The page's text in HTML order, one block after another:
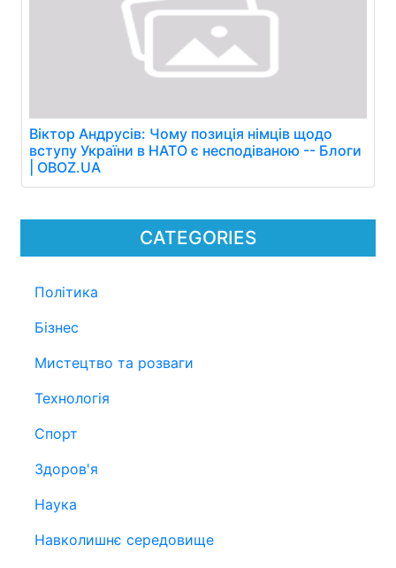
CATEGORIES
Політика
Бізнес
Мистецтво та розваги
Технологія
Спорт
Здоров'я
Наука
Навколишнє середовище
Віктор Андрусів: Чому позиція німців щодо
вступу України в НАТО є несподіваною -- Блоги
| OBOZ.UA